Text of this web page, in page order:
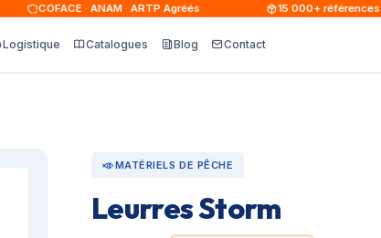
COFACE · ANAM · ARTP Agréés 15 000+ références
Logistique Catalogues Blog Contact
MATÉRIELS DE PÊCHE
Leurres Storm